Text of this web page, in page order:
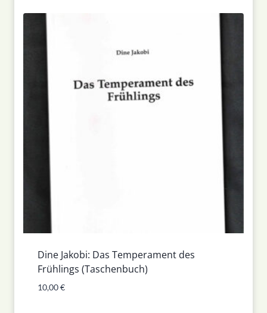
Dine Jakobi: Das Temperament des
Frühlings (Taschenbuch)
10,00€